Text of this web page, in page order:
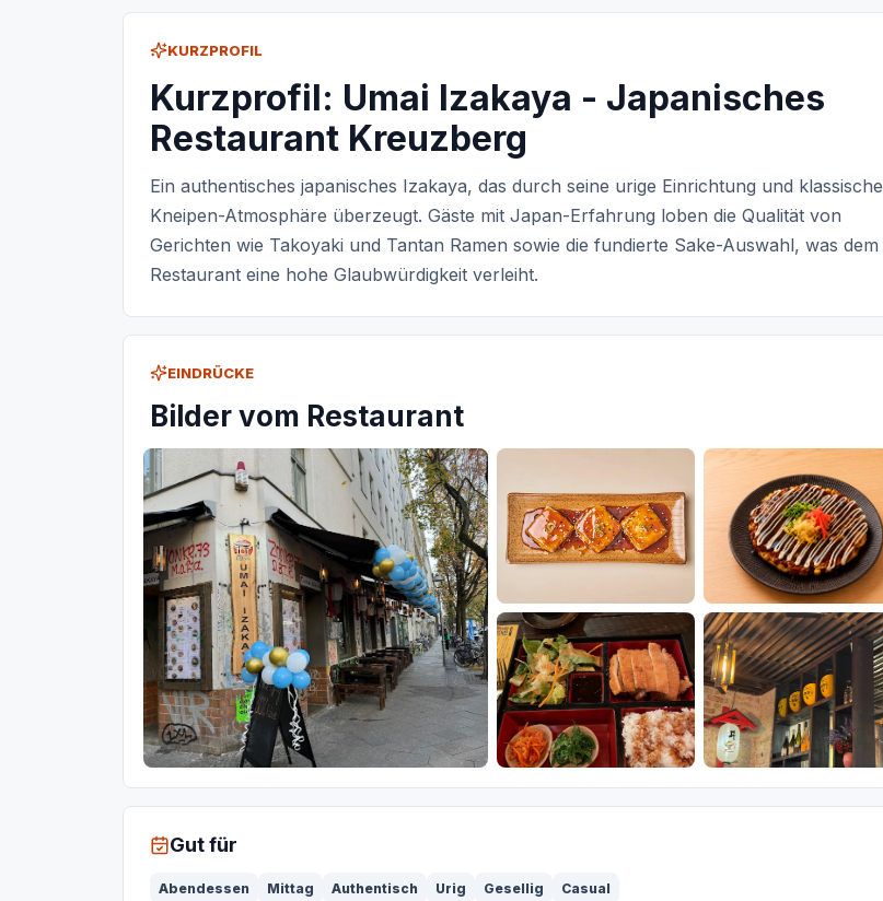
KURZPROFIL
Kurzprofil: Umai Izakaya - Japanisches
Restaurant Kreuzberg
Ein authentisches japanisches Izakaya, das durch seine urige Einrichtung und klassische
Kneipen-Atmosphäre überzeugt. Gäste mit Japan-Erfahrung loben die Qualität von
Gerichten wie Takoyaki und Tantan Ramen sowie die fundierte Sake-Auswahl, was dem
Restaurant eine hohe Glaubwürdigkeit verleiht.
EINDRÜCKE
Bilder vom Restaurant
Gut für
Abendessen Mittag Authentisch Urig Gesellig Casual